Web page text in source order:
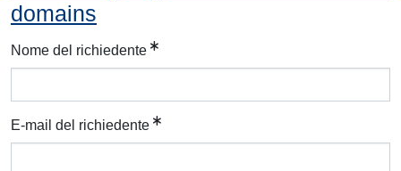
domains
Nome del richiedente
E-mail del richiedente